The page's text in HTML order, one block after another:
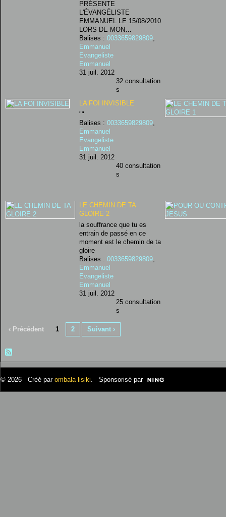
PRÉSENTE
L'ÉVANGÉLISTE
EMMANUEL LE 15/08/2010
LORS DE MON…
Balises : 0033659829809,
Emmanuel
Evangeliste
Emmanuel
31 juil. 2012
32 consultation
s
LA FOI INVISIBLE
""
Balises : 0033659829809,
Emmanuel
Evangeliste
Emmanuel
31 juil. 2012
40 consultation
s
LE CHEMIN DE TA
GLOIRE 2
la souffrance que tu es
entrain de passé en ce
moment est le chemin de ta
gloire
Balises : 0033659829809,
Emmanuel
Evangeliste
Emmanuel
31 juil. 2012
25 consultation
s
‹ Précédent 1 2 Suivant ›
© 2026 Créé par ombala lisiki. Sponsorisé par